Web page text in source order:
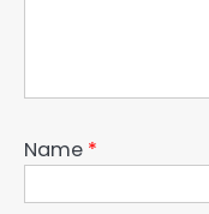
Name *